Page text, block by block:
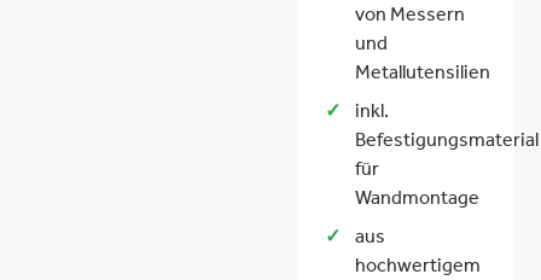
von Messern
und
Metallutensilien
inkl.
Befestigungsmaterial
für
Wandmontage
aus
hochwertigem